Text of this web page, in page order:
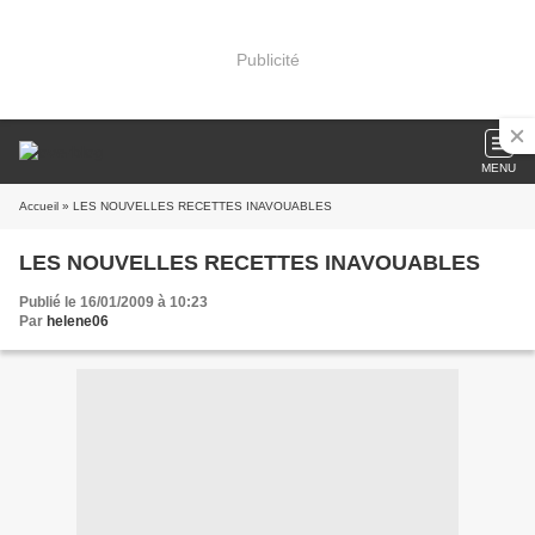
Publicité
MENU
Accueil » LES NOUVELLES RECETTES INAVOUABLES
LES NOUVELLES RECETTES INAVOUABLES
Publié le 16/01/2009 à 10:23
Par helene06